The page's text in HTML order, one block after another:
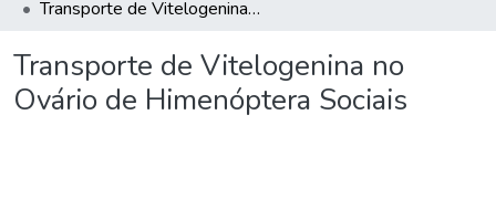
Transporte de Vitelogenina no Ovário de Himenóptera Sociais
Transporte de Vitelogenina no
Ovário de Himenóptera Sociais